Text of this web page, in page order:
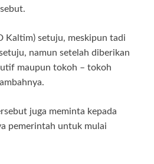
Kaltim) setuju, meskipun tadi
namun setelah diberikan
maupun tokoh – tokoh
juga meminta kepada
pemerintah untuk mulai